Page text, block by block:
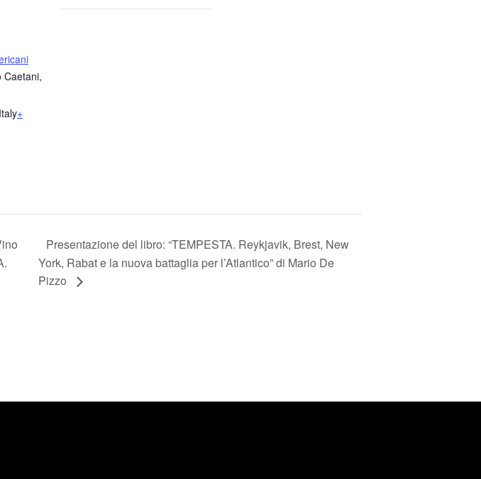
Caetani,
Italy+
Presentazione del libro: “TEMPESTA. Reykjavik, Brest, New
York, Rabat e la nuova battaglia per l’Atlantico” di Mario De
Pizzo